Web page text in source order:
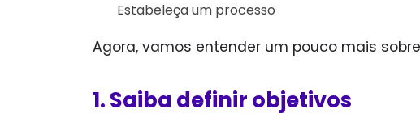
Estabeleça um processo
Agora, vamos entender um pouco mais
1. Saiba definir objetivos